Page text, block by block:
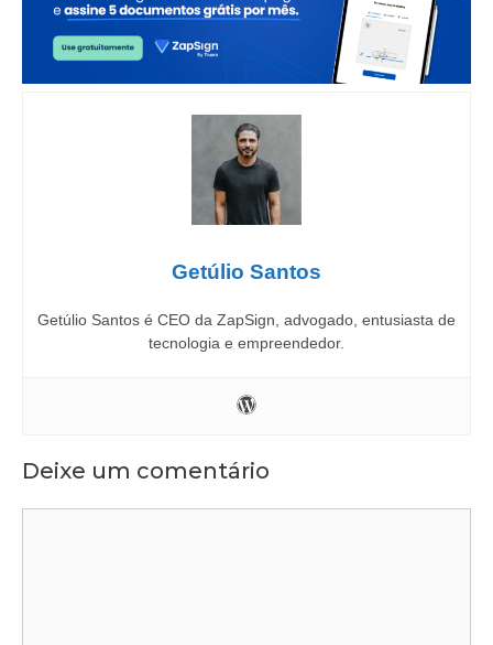
Getúlio Santos
Getúlio Santos é CEO da ZapSign, advogado, entusiasta de
tecnologia e empreendedor.
Deixe um comentário